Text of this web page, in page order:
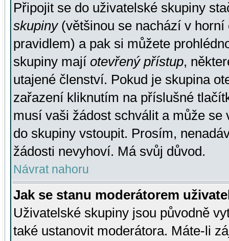
Připojit se do uživatelské skupiny
skupiny(většinou se nachází v horní
pravidlem) a pak si můžete
skupiny mají otevřený přístup,
utajené členství. Pokud je skupina
zařazení kliknutím na příslušné
musí vaši žádost schválit a může se
do skupiny vstoupit. Prosím,
žádosti nevyhoví. Má svůj důvod.
Návrat nahoru
Jak se stanu moderátorem
Uživatelské skupiny jsou původně
také ustanovit moderátora. Máte-li